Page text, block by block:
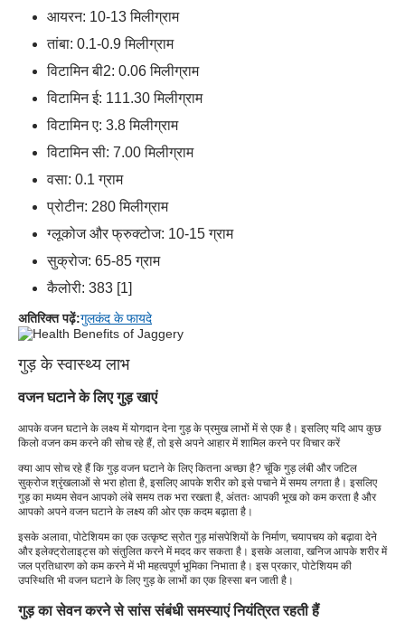
आयरन: 10-13 मिलीग्राम
तांबा: 0.1-0.9 मिलीग्राम
विटामिन बी2: 0.06 मिलीग्राम
विटामिन ई: 111.30 मिलीग्राम
विटामिन ए: 3.8 मिलीग्राम
विटामिन सी: 7.00 मिलीग्राम
वसा: 0.1 ग्राम
प्रोटीन: 280 मिलीग्राम
ग्लूकोज और फ्रुक्टोज: 10-15 ग्राम
सुक्रोज: 65-85 ग्राम
कैलोरी: 383 [1]
अतिरिक्त पढ़ें:गुलकंद के फायदे
गुड़ के स्वास्थ्य लाभ
वजन घटाने के लिए गुड़ खाएं
आपके वजन घटाने के लक्ष्य में योगदान देना गुड़ के प्रमुख लाभों में से एक है। इसलिए यदि आप कुछ
किलो वजन कम करने की सोच रहे हैं, तो इसे अपने आहार में शामिल करने पर विचार करें
क्या आप सोच रहे हैं कि गुड़ वजन घटाने के लिए कितना अच्छा है? चूंकि गुड़ लंबी और जटिल
सुक्रोज श्रृंखलाओं से भरा होता है, इसलिए आपके शरीर को इसे पचाने में समय लगता है। इसलिए
गुड़ का मध्यम सेवन आपको लंबे समय तक भरा रखता है, अंततः आपकी भूख को कम करता है और
आपको अपने वजन घटाने के लक्ष्य की ओर एक कदम बढ़ाता है।
इसके अलावा, पोटेशियम का एक उत्कृष्ट स्रोत गुड़ मांसपेशियों के निर्माण, चयापचय को बढ़ावा देने
और इलेक्ट्रोलाइट्स को संतुलित करने में मदद कर सकता है। इसके अलावा, खनिज आपके शरीर में
जल प्रतिधारण को कम करने में भी महत्वपूर्ण भूमिका निभाता है। इस प्रकार, पोटेशियम की
उपस्थिति भी वजन घटाने के लिए गुड़ के लाभों का एक हिस्सा बन जाती है।
गुड़ का सेवन करने से सांस संबंधी समस्याएं नियंत्रित रहती हैं